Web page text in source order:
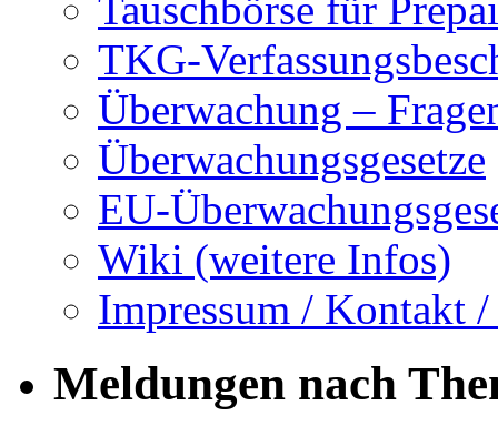
TKG-
Überwachung –
Überwachungsgesetze
EU-
Wiki (weitere Infos)
Impressum / Kontakt
Meldungen nach